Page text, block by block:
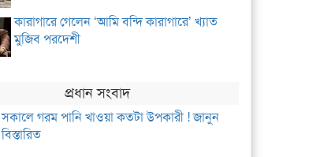
কারাগারে গেলেন ‘আমি বন্দি কারাগারে’ খ্যাত
মুজিব পরদেশী
প্রধান সংবাদ
সকালে গরম পানি খাওয়া কতটা উপকারী ! জানুন
বিস্তারিত